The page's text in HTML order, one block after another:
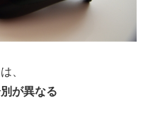
、
が異なる